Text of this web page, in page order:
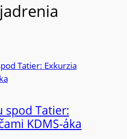
spod Tatier:
KDMS-áka